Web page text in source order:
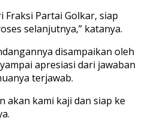
Fraksi Partai Golkar, siap
selanjutnya,” katanya.
disampaikan oleh
apresiasi dari jawaban
terjawab.
akan kami kaji dan siap ke